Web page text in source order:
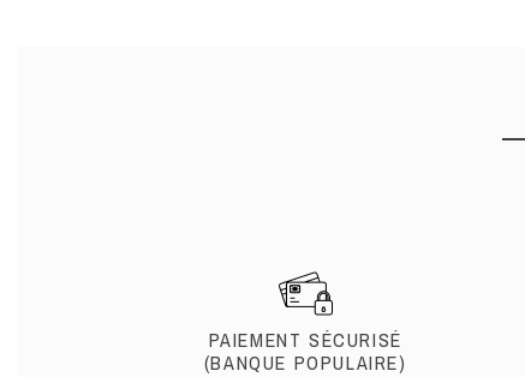
PAIEMENT SÉCURISÉ
(BANQUE POPULAIRE)